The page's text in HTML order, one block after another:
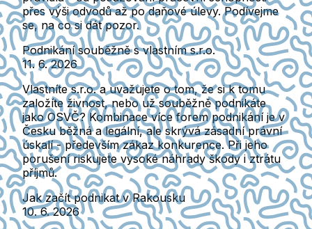
přes výši odvodů až po daňové úlevy. Podívejme
se, na co si dát pozor.
Podnikání souběžně s vlastním s.r.o.
11. 6. 2026
Vlastníte s.r.o. a uvažujete o tom, že si k tomu
založíte živnost, nebo už souběžně podnikáte
jako OSVČ? Kombinace více forem podnikání je v
Česku běžná a legální, ale skrývá zásadní právní
úskalí - především zákaz konkurence. Při jeho
porušení riskujete vysoké náhrady škody i ztrátu
příjmů.
Jak začít podnikat v Rakousku
10. 6. 2026